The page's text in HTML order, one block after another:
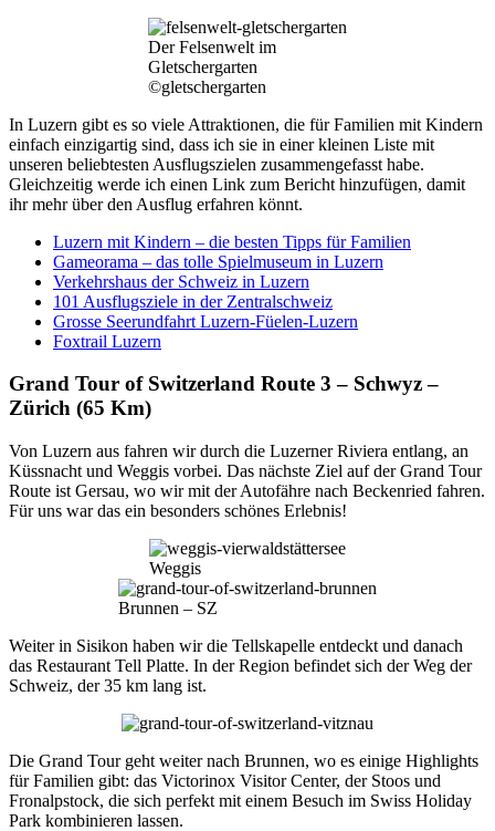
Der Felsenwelt im
Gletschergarten
©gletschergarten
In Luzern gibt es so viele Attraktionen, die für Familien mit Kindern
einfach einzigartig sind, dass ich sie in einer kleinen Liste mit
unseren beliebtesten Ausflugszielen zusammengefasst habe.
Gleichzeitig werde ich einen Link zum Bericht hinzufügen, damit
ihr mehr über den Ausflug erfahren könnt.
Luzern mit Kindern – die besten Tipps für Familien
Gameorama – das tolle Spielmuseum in Luzern
Verkehrshaus der Schweiz in Luzern
101 Ausflugsziele in der Zentralschweiz
Grosse Seerundfahrt Luzern-Füelen-Luzern
Foxtrail Luzern
Grand Tour of Switzerland Route 3 – Schwyz –
Zürich (65 Km)
Von Luzern aus fahren wir durch die Luzerner Riviera entlang, an
Küssnacht und Weggis vorbei. Das nächste Ziel auf der Grand Tour
Route ist Gersau, wo wir mit der Autofähre nach Beckenried fahren.
Für uns war das ein besonders schönes Erlebnis!
Weggis
Brunnen – SZ
Weiter in Sisikon haben wir die Tellskapelle entdeckt und danach
das Restaurant Tell Platte. In der Region befindet sich der Weg der
Schweiz, der 35 km lang ist.
Die Grand Tour geht weiter nach Brunnen, wo es einige Highlights
für Familien gibt: das Victorinox Visitor Center, der Stoos und
Fronalpstock, die sich perfekt mit einem Besuch im Swiss Holiday
Park kombinieren lassen.